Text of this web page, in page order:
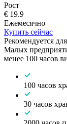
Рост
€ 19.9
Ежемесячно
Купить сейчас
Рекомендуется
Малых
менее 100 часов
100 часов
30 часов